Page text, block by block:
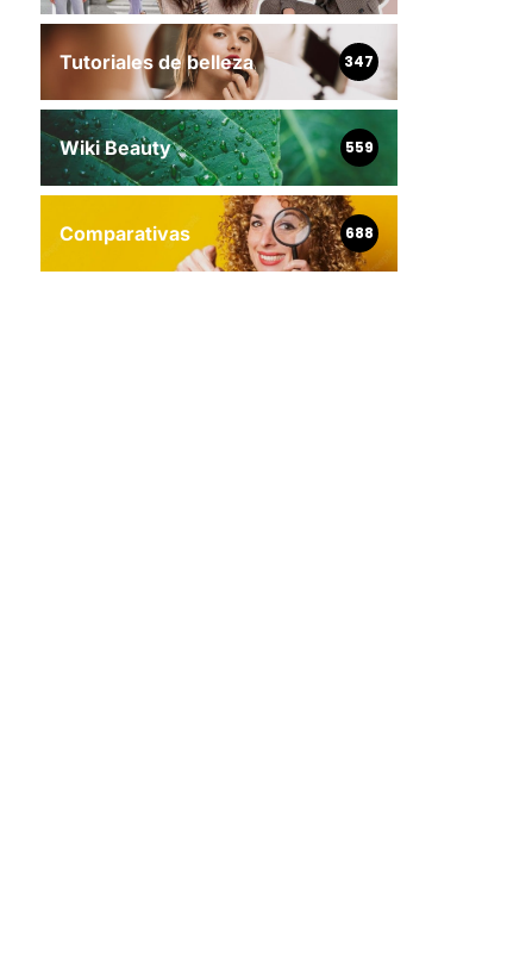
Tutoriales de belleza 347
Wiki Beauty 559
Comparativas 688